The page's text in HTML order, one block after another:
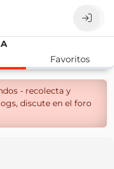
Favoritos
- recolecta y
discute en el foro